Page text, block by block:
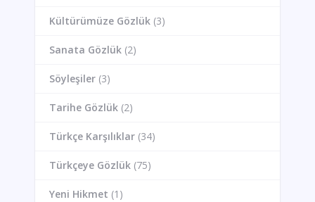
Kültürümüze Gözlük(3)
Sanata Gözlük(2)
Söyleşiler(3)
Tarihe Gözlük(2)
Türkçe Karşılıklar(34)
Türkçeye Gözlük(75)
Yeni Hikmet (1)